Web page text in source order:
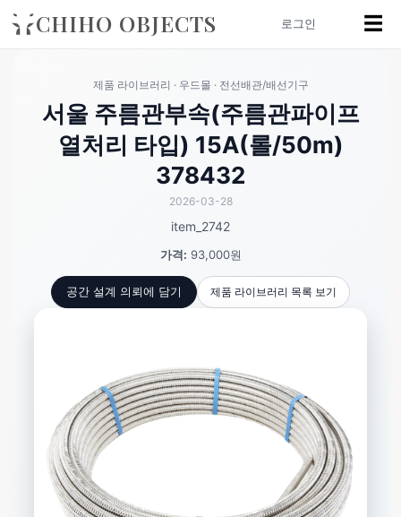
CHIHO OBJECTS 로그인 ☰
제품 라이브러리 · 우드몰 · 전선배관/배선기구
서울 주름관부속(주름관파이프
열처리 타입) 15A(롤/50m)
378432
2026-03-28
item_2742
가격: 93,000원
공간 설계 의뢰에 담기 제품 라이브러리 목록 보기